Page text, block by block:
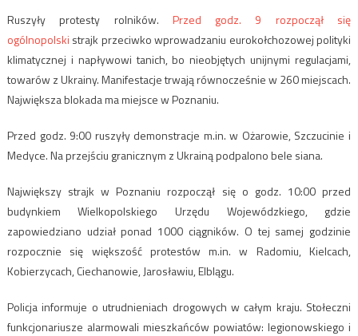
Ruszyły protesty rolników. Przed godz. 9 rozpoczął się
ogólnopolski strajk przeciwko wprowadzaniu eurokołchozowej polityki
klimatycznej i napływowi tanich, bo nieobjętych unijnymi regulacjami,
towarów z Ukrainy. Manifestacje trwają równocześnie w 260 miejscach.
Największa blokada ma miejsce w Poznaniu.
Przed godz. 9:00 ruszyły demonstracje m.in. w Ożarowie, Szczucinie i
Medyce. Na przejściu granicznym z Ukrainą podpalono bele siana.
Największy strajk w Poznaniu rozpoczął się o godz. 10:00 przed
budynkiem Wielkopolskiego Urzędu Wojewódzkiego, gdzie
zapowiedziano udział ponad 1000 ciągników. O tej samej godzinie
rozpocznie się większość protestów m.in. w Radomiu, Kielcach,
Kobierzycach, Ciechanowie, Jarosławiu, Elblągu.
Policja informuje o utrudnieniach drogowych w całym kraju. Stołeczni
funkcjonariusze alarmowali mieszkańców powiatów: legionowskiego i